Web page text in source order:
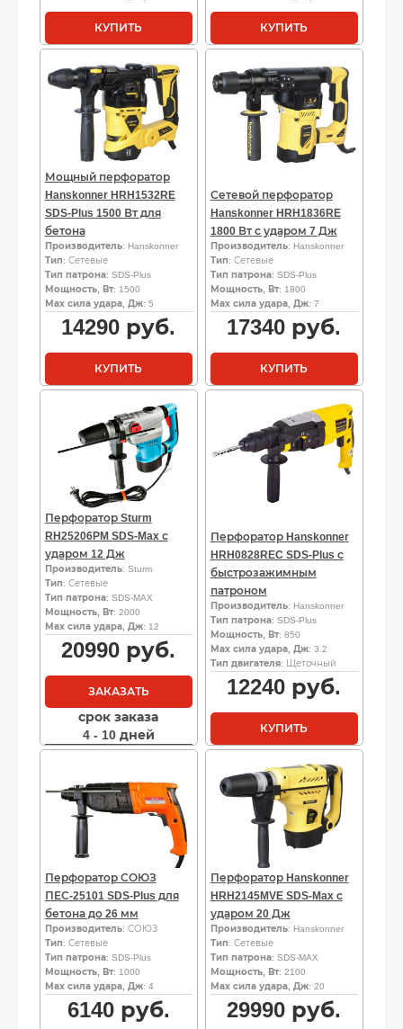
КУПИТЬ КУПИТЬ
Мощный перфоратор
Hanskonner HRH1532RE
SDS-Plus 1500 Вт для
бетона
Производитель: Hanskonner
Тип: Сетевые
Тип патрона: SDS-Plus
Мощность, Вт: 1500
Мах сила удара, Дж: 5
14290 руб.
КУПИТЬ
Сетевой перфоратор
Hanskonner HRH1836RE
1800 Вт с ударом 7 Дж
Производитель: Hanskonner
Тип: Сетевые
Тип патрона: SDS-Plus
Мощность, Вт: 1800
Мах сила удара, Дж: 7
17340 руб.
КУПИТЬ
Перфоратор Sturm
RH25206PM SDS-Max с
ударом 12 Дж
Производитель: Sturm
Тип: Сетевые
Тип патрона: SDS-MAX
Мощность, Вт: 2000
Мах сила удара, Дж: 12
20990 руб.
ЗАКАЗАТЬ
срок заказа
4 - 10 дней
Перфоратор Hanskonner
HRH0828REC SDS-Plus с
быстрозажимным
патроном
Производитель: Hanskonner
Тип патрона: SDS-Plus
Мощность, Вт: 850
Мах сила удара, Дж: 3.2
Тип двигателя: Щеточный
12240 руб.
КУПИТЬ
Перфоратор СОЮЗ
ПЕС-25101 SDS-Plus для
бетона до 26 мм
Производитель: СОЮЗ
Тип: Сетевые
Тип патрона: SDS-Plus
Мощность, Вт: 1000
Мах сила удара, Дж: 4
6140руб.
Перфоратор Hanskonner
HRH2145MVE SDS-Max с
ударом 20 Дж
Производитель: Hanskonner
Тип: Сетевые
Тип патрона: SDS-MAX
Мощность, Вт: 2100
Мах сила удара, Дж: 20
29990 руб.